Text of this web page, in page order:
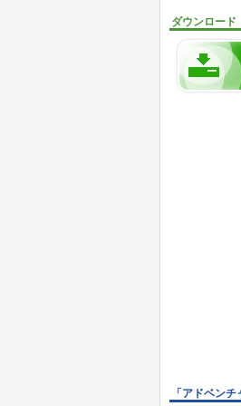
ダウンロード
「アドベン